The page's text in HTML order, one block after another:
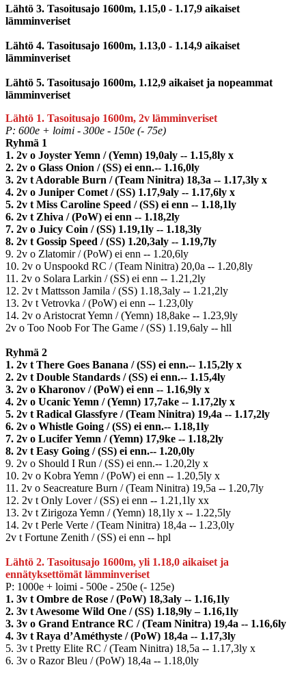
Lähtö 3. Tasoitusajo 1600m, 1.15,0 - 1.17,9 aikaiset
lämminveriset
Lähtö 4. Tasoitusajo 1600m, 1.13,0 - 1.14,9 aikaiset
lämminveriset
Lähtö 5. Tasoitusajo 1600m, 1.12,9 aikaiset ja nopeammat
lämminveriset
Lähtö 1. Tasoitusajo 1600m, 2v lämminveriset
P: 600e + loimi - 300e - 150e (- 75e)
Ryhmä 1
1. 2v o Joyster Yemn / (Yemn) 19,0aly -- 1.15,8ly x
2. 2v o Glass Onion / (SS) ei enn.-- 1.16,0ly
3. 2v t Adorable Burn / (Team Ninitra) 18,3a -- 1.17,3ly x
4. 2v o Juniper Comet / (SS) 1.17,9aly -- 1.17,6ly x
5. 2v t Miss Caroline Speed / (SS) ei enn -- 1.18,1ly
6. 2v t Zhiva / (PoW) ei enn -- 1.18,2ly
7. 2v o Juicy Coin / (SS) 1.19,1ly -- 1.18,3ly
8. 2v t Gossip Speed / (SS) 1.20,3aly -- 1.19,7ly
9. 2v o Zlatomir / (PoW) ei enn -- 1.20,6ly
10. 2v o Unspookd RC / (Team Ninitra) 20,0a -- 1.20,8ly
11. 2v o Solara Larkin / (SS) ei enn -- 1.21,2ly
12. 2v t Mattsson Jamila / (SS) 1.18,3aly -- 1.21,2ly
13. 2v t Vetrovka / (PoW) ei enn -- 1.23,0ly
14. 2v o Aristocrat Yemn / (Yemn) 18,8ake -- 1.23,9ly
2v o Too Noob For The Game / (SS) 1.19,6aly -- hll
Ryhmä 2
1. 2v t There Goes Banana / (SS) ei enn.-- 1.15,2ly x
2. 2v t Double Standards / (SS) ei enn.-- 1.15,4ly
3. 2v o Kharonov / (PoW) ei enn -- 1.16,9ly x
4. 2v o Ucanic Yemn / (Yemn) 17,7ake -- 1.17,2ly x
5. 2v t Radical Glassfyre / (Team Ninitra) 19,4a -- 1.17,2ly
6. 2v o Whistle Going / (SS) ei enn.-- 1.18,1ly
7. 2v o Lucifer Yemn / (Yemn) 17,9ke -- 1.18,2ly
8. 2v t Easy Going / (SS) ei enn.-- 1.20,0ly
9. 2v o Should I Run / (SS) ei enn.-- 1.20,2ly x
10. 2v o Kobra Yemn / (PoW) ei enn -- 1.20,5ly x
11. 2v o Seacreature Burn / (Team Ninitra) 19,5a -- 1.20,7ly
12. 2v t Only Lover / (SS) ei enn -- 1.21,1ly xx
13. 2v t Zirigoza Yemn / (Yemn) 18,1ly x -- 1.22,5ly
14. 2v t Perle Verte / (Team Ninitra) 18,4a -- 1.23,0ly
2v t Fortune Zenith / (SS) ei enn -- hpl
Lähtö 2. Tasoitusajo 1600m, yli 1.18,0 aikaiset ja
ennätyksettömät lämminveriset
P: 1000e + loimi - 500e - 250e (- 125e)
1. 3v t Ombre de Rose / (PoW) 18,3aly -- 1.16,1ly
2. 3v t Awesome Wild One / (SS) 1.18,9ly – 1.16,1ly
3. 3v o Grand Entrance RC / (Team Ninitra) 19,4a -- 1.16,6ly
4. 3v t Raya d’Améthyste / (PoW) 18,4a -- 1.17,3ly
5. 3v t Pretty Elite RC / (Team Ninitra) 18,5a -- 1.17,3ly x
6. 3v o Razor Bleu / (PoW) 18,4a -- 1.18,0ly